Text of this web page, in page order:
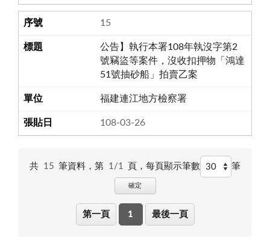
15
公告】執行本署108年執沒字第2
號竊盜等案件，沒收扣押物「鴻達
51號抽砂船」拍賣乙案
福建連江地方檢察署
108-03-26
共 15 筆資料，第 1/1 頁，每頁顯示筆數 筆
確定
第一頁 1 最後一頁